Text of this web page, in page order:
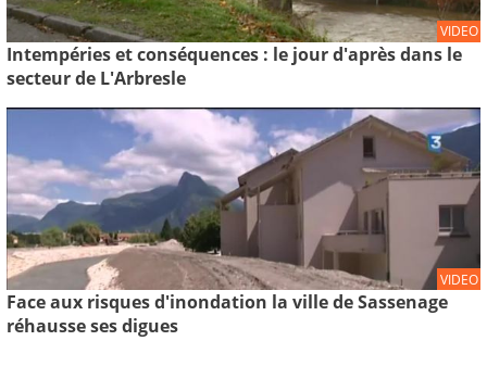
VIDEO
Intempéries et conséquences : le jour d'après dans le
secteur de L'Arbresle
VIDEO
Face aux risques d'inondation la ville de Sassenage
réhausse ses digues